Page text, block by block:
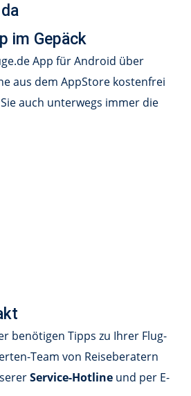
im Gepäck
App für Android über
aus dem AppStore kostenfrei
auch unterwegs immer die
benötigen Tipps zu Ihrer Flug-
Team von Reiseberatern
Service-Hotline und per E-